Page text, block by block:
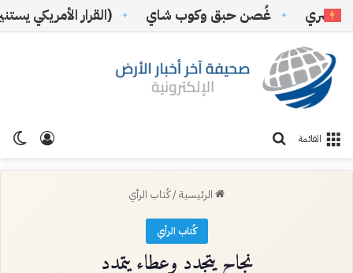
غُصن حبق وكوب شاي (القرار الأمريكي يستنير
تسجيل القائمة
الرئيسية/كُتاب الرأي
كُتاب الرأي
نجاح يتجدد وعطاء يتمدد